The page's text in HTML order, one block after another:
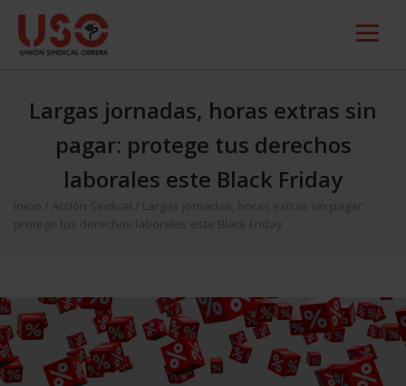
Largas jornadas, horas extras sin
pagar: protege tus derechos
laborales este Black Friday
Inicio Acción Sindical
Largas jornadas, horas extras sin pagar:
protege tus derechos laborales este Black Friday